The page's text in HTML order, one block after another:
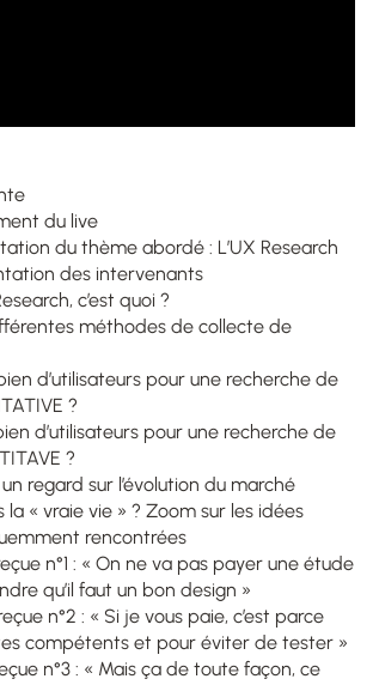
du live
du thème abordé : L’UX Research
des intervenants
c’est quoi ?
méthodes de collecte de
d’utilisateurs pour une recherche de
?
d’utilisateurs pour une recherche de
?
regard sur l’évolution du marché
la « vraie vie » ? Zoom sur les idées
rencontrées
n°1 : « On ne va pas payer une étude
qu’il faut un bon design »
n°2 : « Si je vous paie, c’est parce
compétents et pour éviter de tester »
n°3 : « Mais ça de toute façon, ce